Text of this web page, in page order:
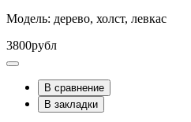
Модель: дерево, холст, левкас
3800рубл
В сравнение
В закладки